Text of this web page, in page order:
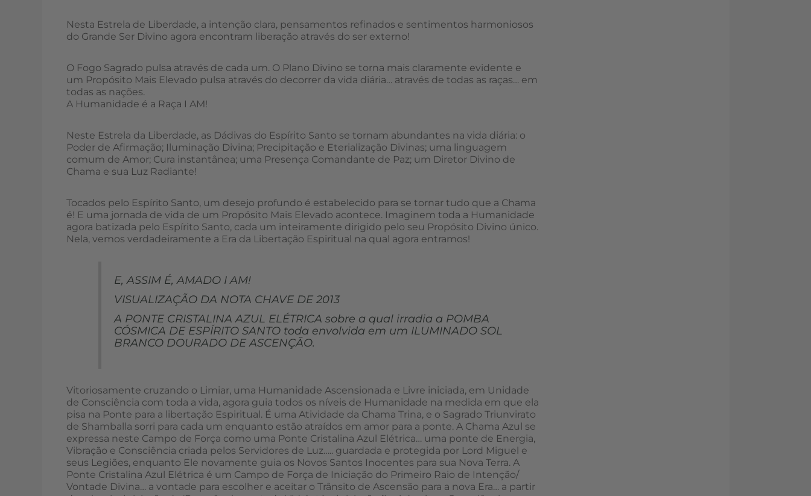
Nesta Estrela de Liberdade, a intenção clara, pensamentos refinados e sentimentos harmoniosos
do Grande Ser Divino agora encontram liberação através do ser externo!
O Fogo Sagrado pulsa através de cada um. O Plano Divino se torna mais claramente evidente e
um Propósito Mais Elevado pulsa através do decorrer da vida diária… através de todas as raças… em
todas as nações.
A Humanidade é a Raça I AM!
Neste Estrela da Liberdade, as Dádivas do Espírito Santo se tornam abundantes na vida diária: o
Poder de Afirmação; Iluminação Divina; Precipitação e Eterialização Divinas; uma linguagem
comum de Amor; Cura instantânea; uma Presença Comandante de Paz; um Diretor Divino de
Chama e sua Luz Radiante!
Tocados pelo Espírito Santo, um desejo profundo é estabelecido para se tornar tudo que a Chama
é! E uma jornada de vida de um Propósito Mais Elevado acontece. Imaginem toda a Humanidade
agora batizada pelo Espírito Santo, cada um inteiramente dirigido pelo seu Propósito Divino único.
Nela, vemos verdadeiramente a Era da Libertação Espiritual na qual agora entramos!
E, ASSIM É, AMADO I AM!
VISUALIZAÇÃO DA NOTA CHAVE DE 2013
A PONTE CRISTALINA AZUL ELÉTRICA sobre a qual irradia a POMBA
CÓSMICA DE ESPÍRITO SANTO toda envolvida em um ILUMINADO SOL
BRANCO DOURADO DE ASCENÇÃO.
Vitoriosamente cruzando o Limiar, uma Humanidade Ascensionada e Livre iniciada, em Unidade
de Consciência com toda a vida, agora guia todos os níveis de Humanidade na medida em que ela
pisa na Ponte para a libertação Espiritual. É uma Atividade da Chama Trina, e o Sagrado Triunvirato
de Shamballa sorri para cada um enquanto estão atraídos em amor para a ponte. A Chama Azul se
expressa neste Campo de Força como uma Ponte Cristalina Azul Elétrica… uma ponte de Energia,
Vibração e Consciência criada pelos Servidores de Luz….. guardada e protegida por Lord Miguel e
seus Legiões, enquanto Ele novamente guia os Novos Santos Inocentes para sua Nova Terra. A
Ponte Cristalina Azul Elétrica é um Campo de Força de Iniciação do Primeiro Raio de Intenção/
Vontade Divina… a vontade para escolher e aceitar o Trânsito de Ascensão para a nova Era… a partir